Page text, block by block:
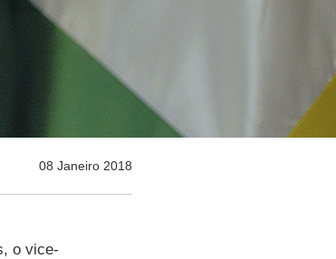
08 Janeiro 2018
o vice-